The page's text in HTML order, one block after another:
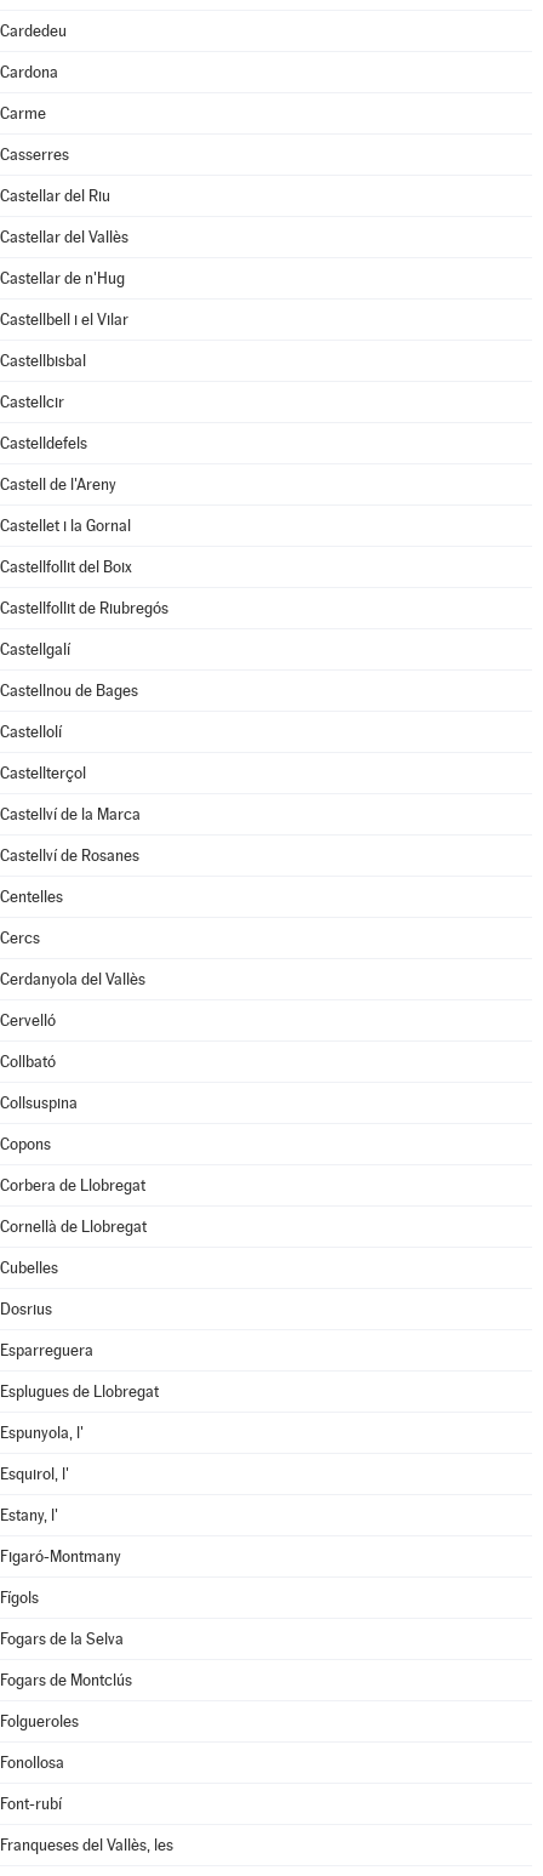
Cardedeu
Cardona
Carme
Casserres
Castellar del Riu
Castellar del Vallès
Castellar de n'Hug
Castellbell i el Vilar
Castellbisbal
Castellcir
Castelldefels
Castell de l'Areny
Castellet i la Gornal
Castellfollit del Boix
Castellfollit de Riubregós
Castellgalí
Castellnou de Bages
Castellolí
Castellterçol
Castellví de la Marca
Castellví de Rosanes
Centelles
Cercs
Cerdanyola del Vallès
Cervelló
Collbató
Collsuspina
Copons
Corbera de Llobregat
Cornellà de Llobregat
Cubelles
Dosrius
Esparreguera
Esplugues de Llobregat
Espunyola, l'
Esquirol, l'
Estany, l'
Figaró-Montmany
Fígols
Fogars de la Selva
Fogars de Montclús
Folgueroles
Fonollosa
Font-rubí
Franqueses del Vallès, les